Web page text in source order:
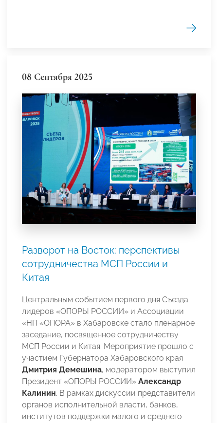
08 Сентября 2025
Разворот на Восток: перспективы
сотрудничества МСП России и
Китая
Центральным событием первого дня Съезда
лидеров «ОПОРЫ РОССИИ» и Ассоциации
«НП «ОПОРА» в Хабаровске стало пленарное
заседание, посвященное сотрудничеству
МСП России и Китая. Мероприятие прошло с
участием Губернатора Хабаровского края
Дмитрия Демешина, модератором выступил
Президент «ОПОРЫ РОССИИ» Александр
Калинин. В рамках дискуссии представители
органов исполнительной власти, банков,
институтов поддержки малого и среднего